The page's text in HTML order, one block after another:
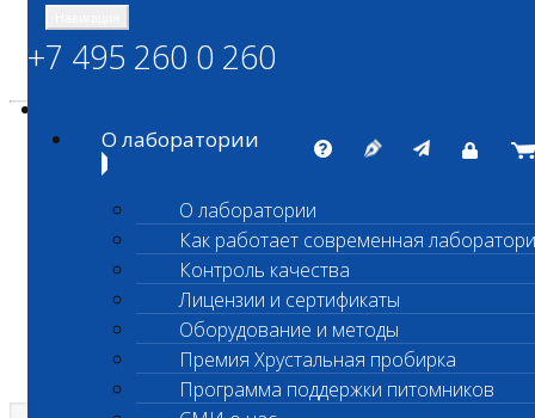
ШАНС БИО
Независимая ветеринарная лаборатория
+7 495 260 0 260
О лаборатории
О лаборатории
Как работает современная
Контроль качества
Лицензии и сертификаты
Оборудование и методы
Премия Хрустальная пробирка
Программа поддержки питомников